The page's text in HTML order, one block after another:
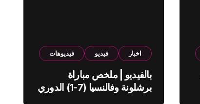
اخبار فيديو فيديوهات
بالفيديو | ملخص مباراة
برشلونة وفالنسيا (7-1) الدوري